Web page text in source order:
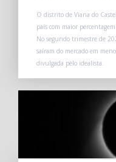
O distrito de Viana do
país com maior
No segundo trimestre de
saíram do mercado em
divulgada pelo idealista.